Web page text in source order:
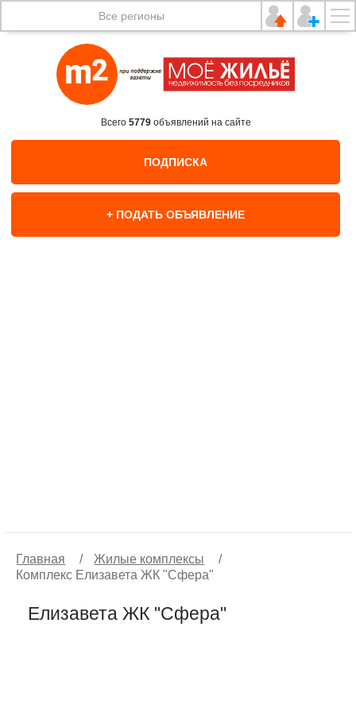
Все регионы
Всего 5779объявлений на сайте
ПОДПИСКА
+ ПОДАТЬ ОБЪЯВЛЕНИЕ
Главная / Жилые комплексы
/
Комплекс Елизавета ЖК "Сфера"
Елизавета ЖК "Сфера"